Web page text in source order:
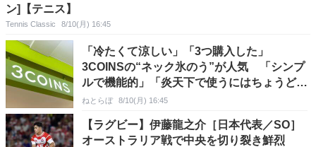
ン]【テニス】
Tennis Classic 8/10(月) 16:45
「冷たくて涼しい」「3つ購入した」
3COINSの“ネック氷のう”が人気 「シンプ
ルで機能的」「炎天下で使うにはちょうどい
い」
ねとらぼ 8/10(月) 16:45
【ラグビー】伊藤龍之介［日本代表／SO］
オーストラリア戦で中央を切り裂き鮮烈